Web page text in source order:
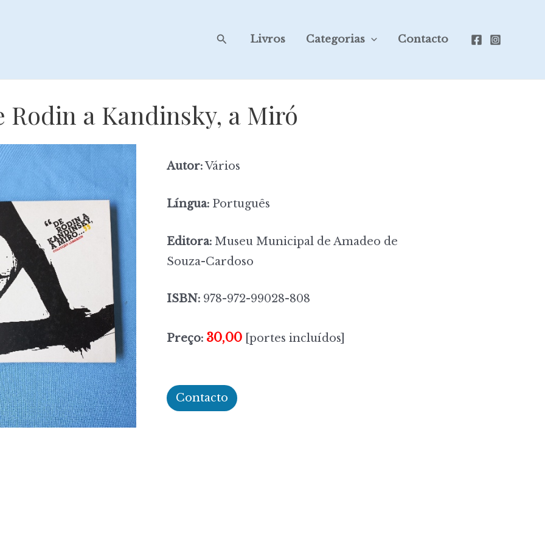
SearchLivros Categorias Contacto
Rodin a Kandinsky, a Miró
Autor:Vários
Língua: Português
Editora: Museu Municipal de Amadeo de
Souza-Cardoso
ISBN: 978-972-99028-808
Preço: 30,00 [portes incluídos]
Contacto